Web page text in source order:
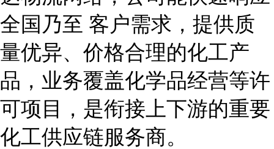
全国乃至 客户需求，提供质
量优异、价格合理的化工产
品，业务覆盖化学品经营等许
可项目，是衔接上下游的重要
化工供应链服务商。